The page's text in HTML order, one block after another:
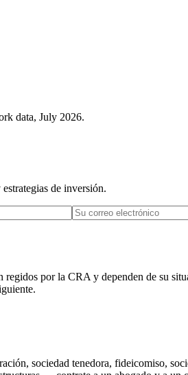
data, July 2026.
de inversión.
regidos por la CRA y dependen de su
sociedad tenedora, fideicomiso,